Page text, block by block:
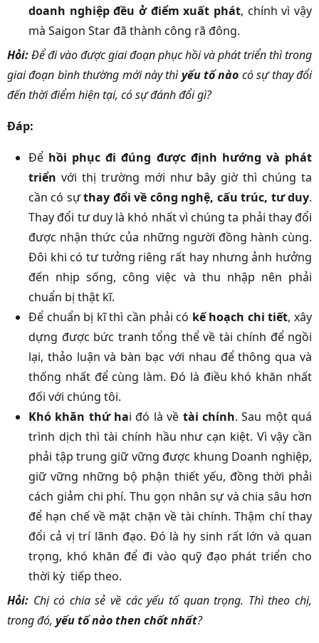
doanh nghiệp đều ở điểm xuất phát, chính vì vậy
mà Saigon Star đã thành công rã đông.
Hỏi:Để đi vào được giai đoạn phục hồi và phát triển thì trong
giai đoạn bình thường mới này thì yếu tố nào có sự thay đổi
đến thời điểm hiện tại, có sự đánh đổi gì?
Đáp:
Để hồi phục đi đúng được định hướng và phát
triển với thị trường mới như bây giờ thì chúng ta
cần có sựthay đổi về công nghệ, cấu trúc, tư duy.
Thay đổi tư duy là khó nhất vì chúng ta phải thay đổi
được nhận thức của những người đồng hành cùng.
Đôi khi có tư tưởng riêng rất hay nhưng ảnh hưởng
đến nhịp sống, công việc và thu nhập nên phải
chuẩn bị thật kĩ.
Để chuẩn bị kĩ thì cần phải có kế hoạch chi tiết, xây
dựng được bức tranh tổng thể về tài chính để ngồi
lại, thảo luận và bàn bạc với nhau để thông qua và
thống nhất để cùng làm. Đó là điều khó khăn nhất
đối với chúng tôi.
Khó khăn thứ hai đó là về tài chính. Sau một quá
trình dịch thì tài chính hầu như cạn kiệt. Vì vậy cần
phải tập trung giữ vững được khung Doanh nghiệp,
giữ vững những bộ phận thiết yếu, đồng thời phải
cách giảm chi phí. Thu gọn nhân sự và chia sâu hơn
để hạn chế về mặt chặn về tài chính. Thậm chí thay
đổi cả vị trí lãnh đạo. Đó là hy sinh rất lớn và quan
trọng, khó khăn để đi vào quỹ đạo phát triển cho
thời kỳ tiếp theo.
Hỏi: Chị có chia sẻ về các yếu tố quan trọng. Thì theo chị,
trong đó, yếu tố nào then chốt nhất?